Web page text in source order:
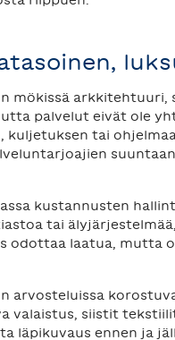
mökissä arkkitehtuuri,
palvelut eivät ole
kuljetuksen tai
kustannusten
tai
odottaa laatua, mutta
arvosteluissa
valaistus, siistit
läpikuvaus ennen ja